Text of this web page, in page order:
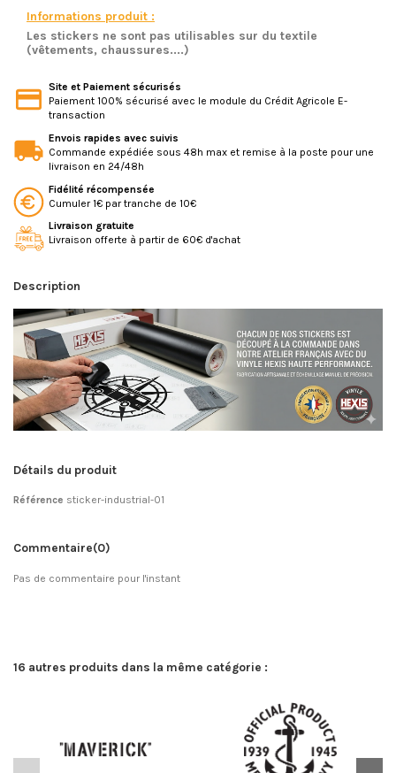
Informations produit :
Les stickers ne sont pas utilisables sur du textile
(vêtements, chaussures....)
Site et Paiement sécurisés
Paiement 100% sécurisé avec le module du Crédit Agricole E-
transaction
Envois rapides avec suivis
Commande expédiée sous 48h max et remise à la poste pour une
livraison en 24/48h
Fidélité récompensée
Cumuler 1€ par tranche de 10€
Livraison gratuite
Livraison offerte à partir de 60€ d'achat
Description
Détails du produit
Référence sticker-industrial-01
Commentaire(0)
Pas de commentaire pour l'instant
16 autres produits dans la même catégorie :